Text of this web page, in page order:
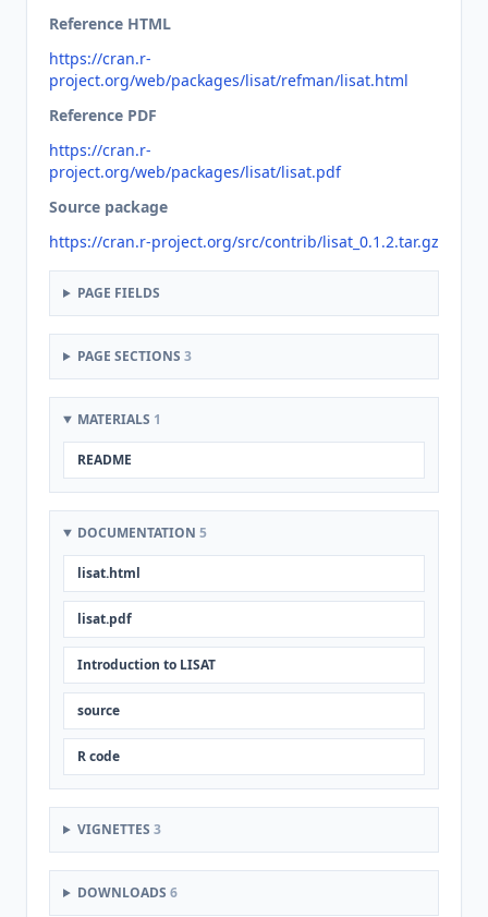
Reference HTML
https://cran.r-
project.org/web/packages/lisat/refman/lisat.html
Reference PDF
https://cran.r-
project.org/web/packages/lisat/lisat.pdf
Source package
https://cran.r-project.org/src/contrib/lisat_0.1.2.tar.gz
PAGE FIELDS
PAGE SECTIONS 3
MATERIALS 1
README
DOCUMENTATION 5
lisat.html
lisat.pdf
Introduction to LISAT
source
R code
VIGNETTES 3
DOWNLOADS 6